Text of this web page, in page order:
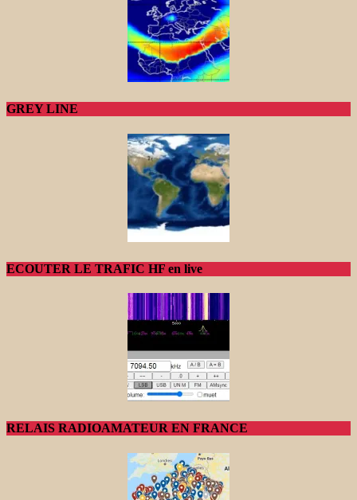
GREY LINE
ECOUTER LE TRAFIC HF en live
RELAIS RADIOAMATEUR EN FRANCE